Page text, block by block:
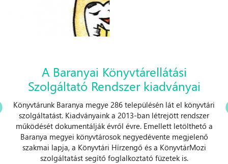
A Baranyai Könyvtárellátási
Szolgáltató Rendszer kiadványai
Könyvtárunk Baranya megye 286 településén lát el könyvtári
szolgáltatást. Kiadványaink a 2013-ban létrejött rendszer
működését dokumentálják évről évre. Emellett letölthető a
Baranya megyei könyvtárosok negyedévente megjelenő
szakmai lapja, a Könyvtári Hírzengő és a KönyvtárMozi
szolgáltatást segítő foglalkoztató füzetek is.